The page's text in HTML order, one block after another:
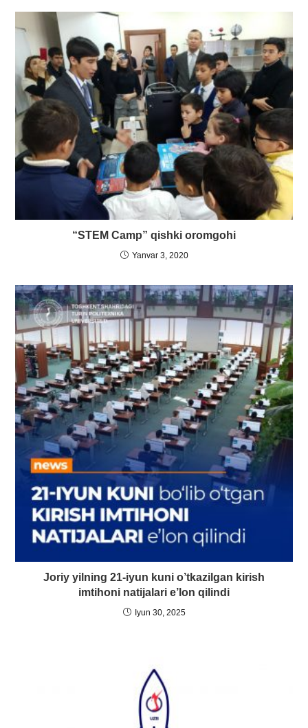
“STEM Camp” qishki oromgohi
Yanvar 3, 2020
Joriy yilning 21-iyun kuni o’tkazilgan kirish
imtihoni natijalari e’lon qilindi
Iyun 30, 2025